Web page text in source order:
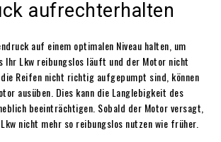
aufrechterhalten
auf einem optimalen Niveau halten, um
Ihr Lkw reibungslos läuft und der Motor nicht
Reifen nicht richtig aufgepumpt sind, können
ausüben. Dies kann die Langlebigkeit des
beeinträchtigen. Sobald der Motor versagt,
nicht mehr so reibungslos nutzen wie früher.